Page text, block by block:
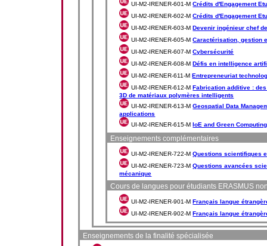
UI-M2-IRENER-601-MCrédits d'Engagement
UI-M2-IRENER-602-MCrédits d'Engagement
UI-M2-IRENER-603-MDevenir ingénieur chef
UI-M2-IRENER-605-MCaractérisation, gestion
UI-M2-IRENER-607-MCybersécurité
UI-M2-IRENER-608-MDéfis en intelligence
UI-M2-IRENER-611-MEntrepreneuriat
UI-M2-IRENER-612-MFabrication additive :
3D de matériaux polymères intelligents
UI-M2-IRENER-613-MGeospatial Data
applications
UI-M2-IRENER-615-MIoE and Green Computing
Enseignements complémentaires
UI-M2-IRENER-722-MQuestions scientifiques
UI-M2-IRENER-723-MQuestions avancées
mécanique
Cours de langues pour étudiants ERASMUS
UI-M2-IRENER-901-MFrançais langue
UI-M2-IRENER-902-MFrançais langue
Enseignements de la finalité spécialisée